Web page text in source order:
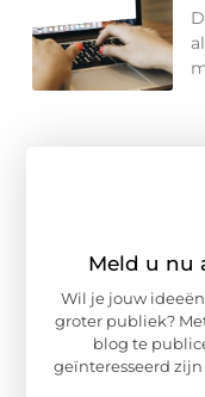
Meld u nu
Wil je jouw
groter publiek?
blog te
geïnteresseerd